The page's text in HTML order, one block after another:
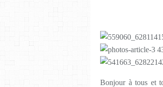
Bonjour à tous et